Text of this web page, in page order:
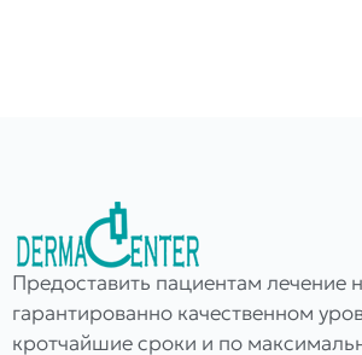
Предоставить пациентам лечение
гарантированно качественном
кротчайшие сроки и по